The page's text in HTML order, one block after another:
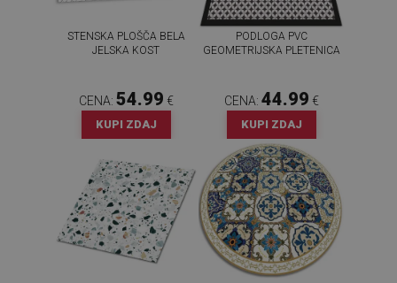
STENSKA PLOŠČA BELA
JELSKA KOST
CENA: 54.99 €
KUPI ZDAJ
PODLOGA PVC
GEOMETRIJSKA PLETENICA
CENA: 44.99 €
KUPI ZDAJ